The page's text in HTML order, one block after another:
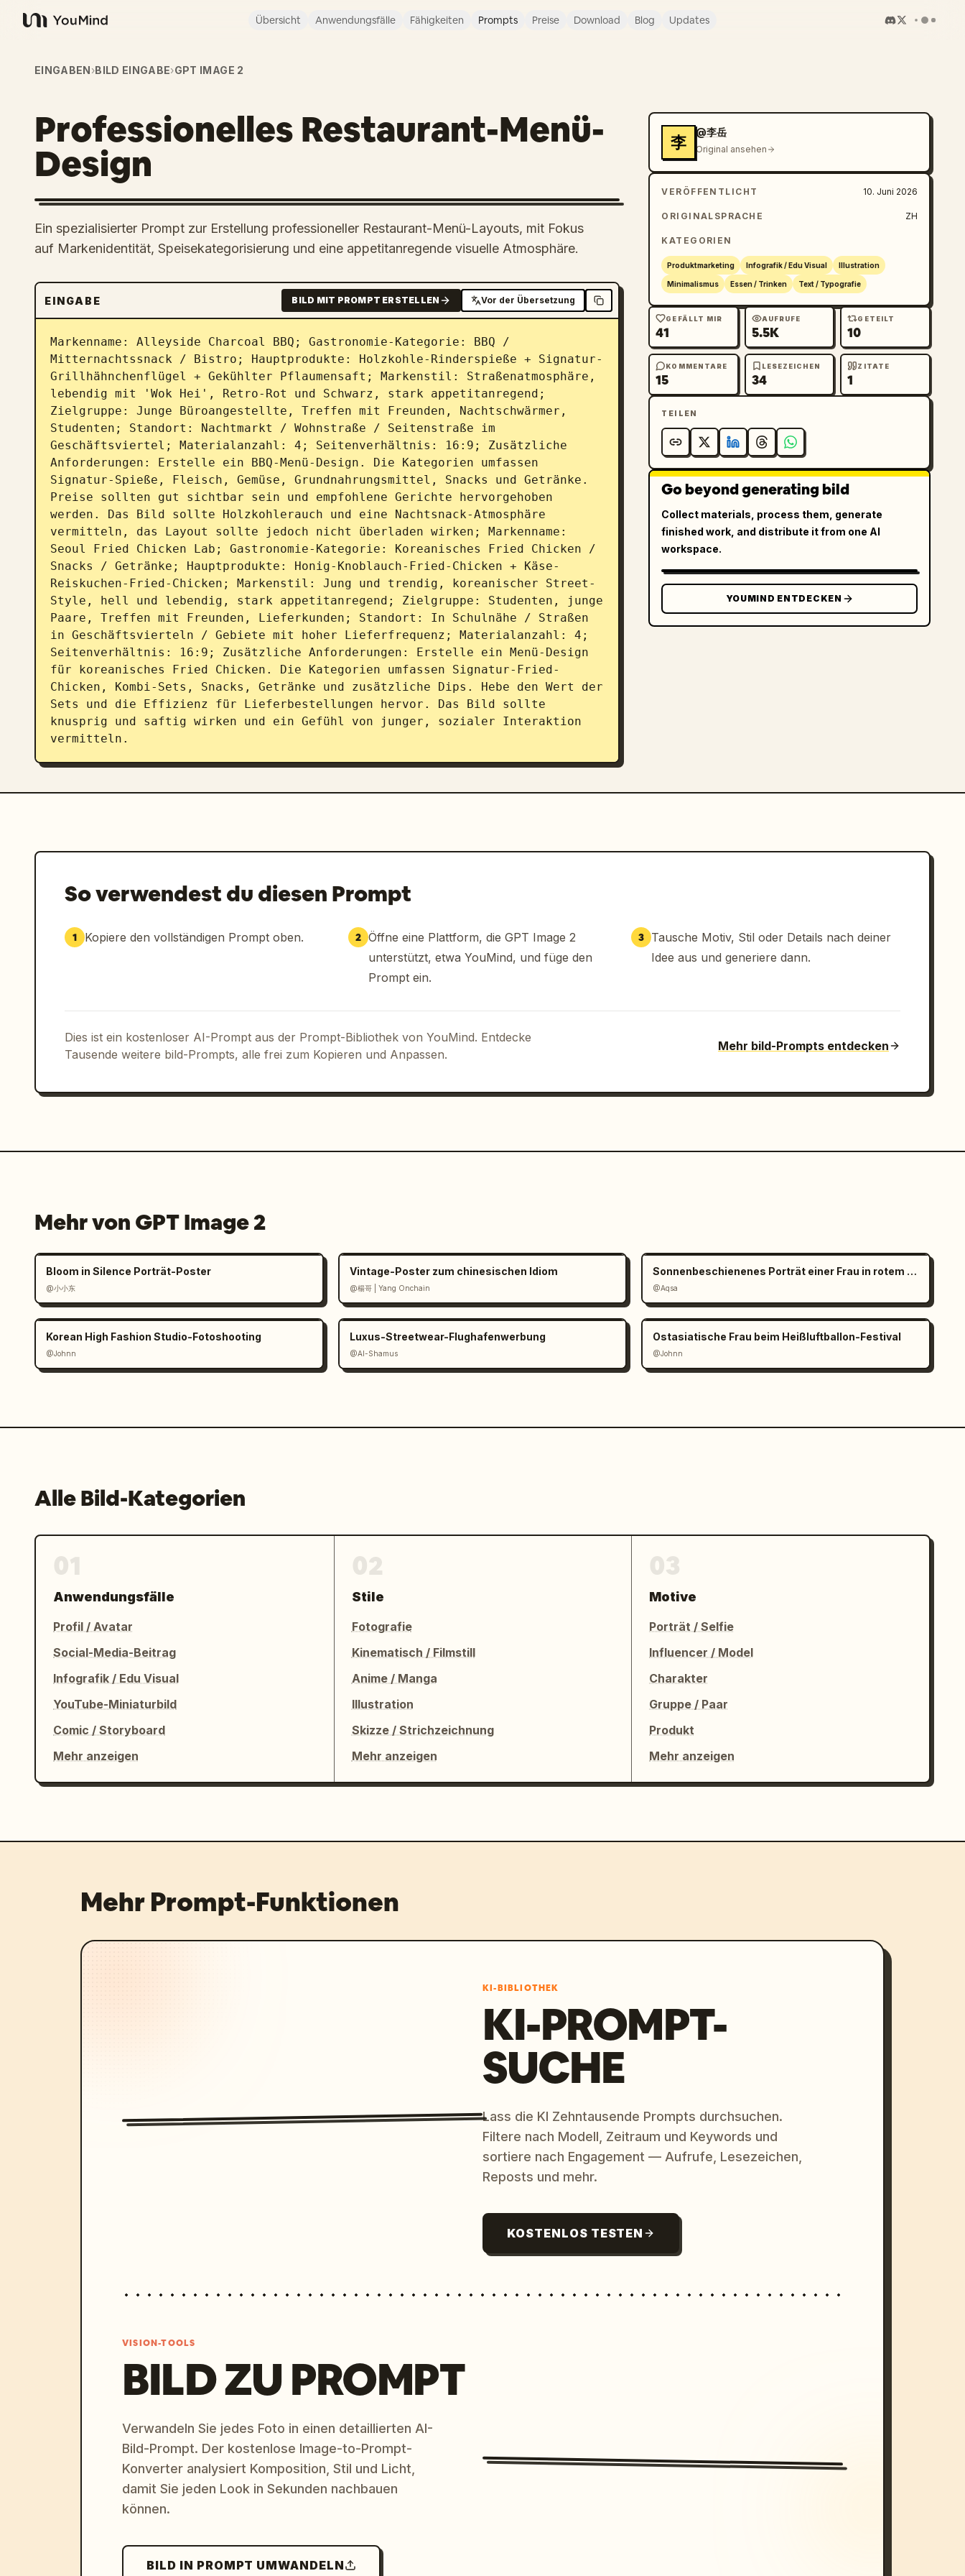
YouMind
Übersicht Anwendungsfälle Fähigkeiten Prompts Preise Download Blog Updates
EINGABEN›BILD EINGABE›GPT IMAGE 2
Professionelles Restaurant-Menü-
Design
Ein spezialisierter Prompt zur Erstellung professioneller Restaurant-Menü-Layouts, mit Fokus
auf Markenidentität, Speisekategorisierung und eine appetitanregende visuelle Atmosphäre.
EINGABE BILD MIT PROMPT ERSTELLEN Vor der Übersetzung
Markenname: Alleyside Charcoal BBQ; Gastronomie-Kategorie: BBQ /
Mitternachtssnack / Bistro; Hauptprodukte: Holzkohle-Rinderspieße + Signatur-
Grillhähnchenflügel + Gekühlter Pflaumensaft; Markenstil: Straßenatmosphäre,
lebendig mit 'Wok Hei', Retro-Rot und Schwarz, stark appetitanregend;
Zielgruppe: Junge Büroangestellte, Treffen mit Freunden, Nachtschwärmer,
Studenten; Standort: Nachtmarkt / Wohnstraße / Seitenstraße im
Geschäftsviertel; Materialanzahl: 4; Seitenverhältnis: 16:9; Zusätzliche
Anforderungen: Erstelle ein BBQ-Menü-Design. Die Kategorien umfassen
Signatur-Spieße, Fleisch, Gemüse, Grundnahrungsmittel, Snacks und Getränke.
Preise sollten gut sichtbar sein und empfohlene Gerichte hervorgehoben
werden. Das Bild sollte Holzkohlerauch und eine Nachtsnack-Atmosphäre
vermitteln, das Layout sollte jedoch nicht überladen wirken; Markenname:
Seoul Fried Chicken Lab; Gastronomie-Kategorie: Koreanisches Fried Chicken /
Snacks / Getränke; Hauptprodukte: Honig-Knoblauch-Fried-Chicken + Käse-
Reiskuchen-Fried-Chicken; Markenstil: Jung und trendig, koreanischer Street-
Style, hell und lebendig, stark appetitanregend; Zielgruppe: Studenten, junge
Paare, Treffen mit Freunden, Lieferkunden; Standort: In Schulnähe / Straßen
in Geschäftsvierteln / Gebiete mit hoher Lieferfrequenz; Materialanzahl: 4;
Seitenverhältnis: 16:9; Zusätzliche Anforderungen: Erstelle ein Menü-Design
für koreanisches Fried Chicken. Die Kategorien umfassen Signatur-Fried-
Chicken, Kombi-Sets, Snacks, Getränke und zusätzliche Dips. Hebe den Wert der
Sets und die Effizienz für Lieferbestellungen hervor. Das Bild sollte
knusprig und saftig wirken und ein Gefühl von junger, sozialer Interaktion
vermitteln.
李
@李岳
Original ansehen
VERÖFFENTLICHT 10. Juni 2026
ORIGINALSPRACHE ZH
KATEGORIEN
Produktmarketing Infografik / Edu Visual Illustration
Minimalismus Essen / Trinken Text / Typografie
GEFÄLLT MIR
41
AUFRUFE
5.5K
GETEILT
10
KOMMENTARE
15
LESEZEICHEN
34
ZITATE
1
TEILEN
Go beyond generating bild
Collect materials, process them, generate
finished work, and distribute it from one AI
workspace.
YOUMIND ENTDECKEN
So verwendest du diesen Prompt
1 Kopiere den vollständigen Prompt oben. 2 Öffne eine Plattform, die GPT Image 2
unterstützt, etwa YouMind, und füge den
Prompt ein.
3
Tausche Motiv, Stil oder Details nach deiner
Idee aus und generiere dann.
Dies ist ein kostenloser AI-Prompt aus der Prompt-Bibliothek von YouMind. Entdecke
Tausende weitere bild-Prompts, alle frei zum Kopieren und Anpassen.
Mehr bild-Prompts entdecken
Mehr von GPT Image 2
Bloom in Silence Porträt-Poster
@小小东
Vintage-Poster zum chinesischen Idiom
@楊哥 | Yang Onchain
Sonnenbeschienenes Porträt einer Frau in rotem Satin
@Aqsa
Korean High Fashion Studio-Fotoshooting
@Johnn
Luxus-Streetwear-Flughafenwerbung
@Al-Shamus
Ostasiatische Frau beim Heißluftballon-Festival
@Johnn
Alle Bild-Kategorien
Anwendungsfälle
Profil / Avatar
Social-Media-Beitrag
Infografik / Edu Visual
YouTube-Miniaturbild
Comic / Storyboard
Mehr anzeigen
Stile
Fotografie
Kinematisch / Filmstill
Anime / Manga
Illustration
Skizze / Strichzeichnung
Mehr anzeigen
Motive
Porträt / Selfie
Influencer / Model
Charakter
Gruppe / Paar
Produkt
Mehr anzeigen
Mehr Prompt-Funktionen
KI-BIBLIOTHEK
KI-PROMPT-
SUCHE
Lass die KI Zehntausende Prompts durchsuchen.
Filtere nach Modell, Zeitraum und Keywords und
sortiere nach Engagement — Aufrufe, Lesezeichen,
Reposts und mehr.
KOSTENLOS TESTEN
VISION-TOOLS
BILD ZU PROMPT
Verwandeln Sie jedes Foto in einen detaillierten AI-
Bild-Prompt. Der kostenlose Image-to-Prompt-
Konverter analysiert Komposition, Stil und Licht,
damit Sie jeden Look in Sekunden nachbauen
können.
BILD IN PROMPT UMWANDELN